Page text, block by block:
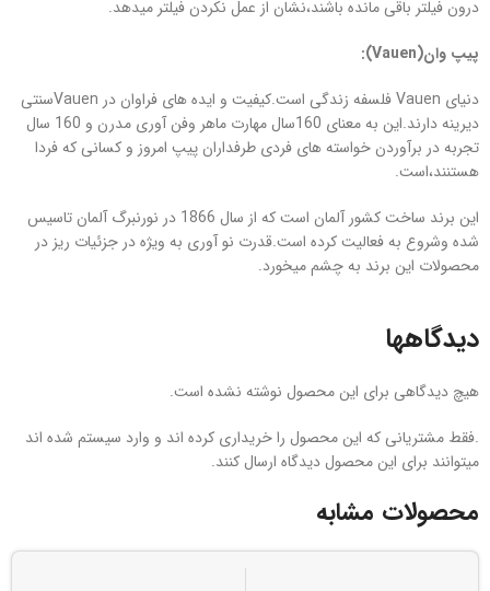
درون فیلتر باقی مانده باشند،نشان از عمل نکردن فیلتر میدهد.
پیپ وان(Vauen
):
دنیای Vauen فلسفه زندگی است.کیفیت و ایده های فراوان در Vauenسنتی
دیرینه دارند.این به معنای 160سال مهارت ماهر وفن آوری مدرن و 160 سال
تجربه در برآوردن خواسته های فردی طرفداران پیپ امروز و کسانی که فردا
هستنند،است.
این برند ساخت کشور آلمان است که از سال 1866 در نورنبرگ آلمان تاسیس
شده وشروع به فعالیت کرده است.قدرت نو آوری به ویژه در جزئیات ریز در
محصولات این برند به چشم میخورد.
دیدگاهها
هیچ دیدگاهی برای این محصول نوشته نشده است.
.فقط مشتریانی که این محصول را خریداری کرده اند و وارد سیستم شده اند
میتوانند برای این محصول دیدگاه ارسال کنند.
محصولات مشابه